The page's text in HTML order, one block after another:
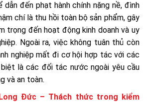
dẫn đến phạt hành chính nặng nề, đình
chí là thu hồi toàn bộ sản phẩm, gây
trọng đến hoạt động kinh doanh và uy
Ngoài ra, việc không tuân thủ còn
nghiệp mất đi cơ hội hợp tác với các
là các đối tác nước ngoài yêu cầu
và an toàn.
Đức – Thách thức trong kiểm